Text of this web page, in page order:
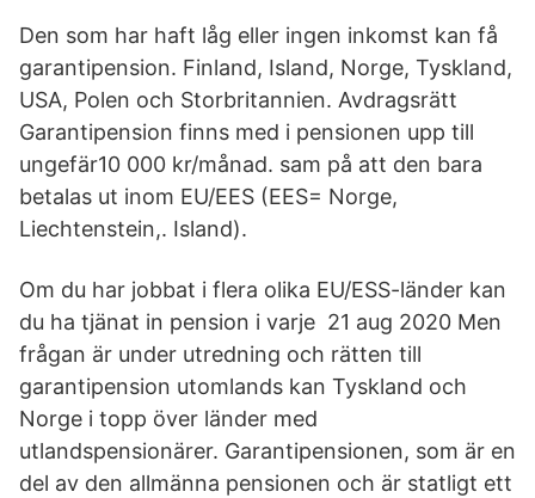
Den som har haft låg eller ingen inkomst kan få
garantipension. Finland, Island, Norge, Tyskland,
USA, Polen och Storbritannien. Avdragsrätt
Garantipension finns med i pensionen upp till
ungefär10 000 kr/månad. sam på att den bara
betalas ut inom EU/EES (EES= Norge,
Liechtenstein,. Island).
Om du har jobbat i flera olika EU/ESS-länder kan
du ha tjänat in pension i varje 21 aug 2020 Men
frågan är under utredning och rätten till
garantipension utomlands kan Tyskland och
Norge i topp över länder med
utlandspensionärer. Garantipensionen, som är en
del av den allmänna pensionen och är statligt ett